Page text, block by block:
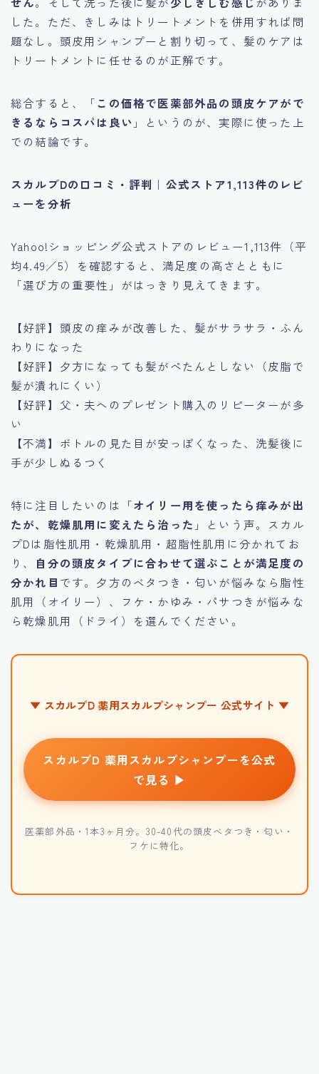
した。ただ、きしみはトリートメントを併用すれば問
題なし。頭皮用シャンプーと割り切って、髪のケアは
トリートメントに任せるのが正解です。
総合すると、「この価格で医薬部外品の頭皮ケアがで
きるならコスパは良い 」というのが、実際に使った上
での結論です。
スカルプDの口コミ・評判｜公式ストア1,113件のレビ
ューを分析
Yahoo!ショッピング公式ストアのレビュー1,113件（平
均4.49／5）を確認すると、満足度の高さとともに
「選び方の重要性」がはっきり見えてきます。
【好評】頭皮の痒みが改善した、髪がサラサラ・ふん
わりになった
【好評】夕方になっても髪がぺたんとしない（皮脂で
髪が潰れにくい）
【好評】父・夫へのプレゼント購入のリピーターが多
い
【不満】ボトルの見た目が安っぽくなった、洗髪後に
手が少しぬるつく
特に注目したいのは「オイリー用を使ったら痒みが出
たが、乾燥肌用に変えたら治った 」という声。スカル
プDは脂性肌用・乾燥肌用・超脂性肌用に分かれてお
り、
自分の頭皮タイプに合わせて選ぶことが満足度の
分かれ目 です。夕方のベタつき・匂いが悩みなら脂性
肌用（オイリー）、フケ・かゆみ・パサつきが悩みな
ら乾燥肌用（ドライ）を選んでください。
▼ スカルプD 薬用スカルプシャンプー 公式サイト ▼
スカルプD 薬用スカルプシャンプーを公式
で見る ▶
医薬部外品・1本3ヶ月分。30-40代の頭皮ベタつき・匂い・
フケに特化。